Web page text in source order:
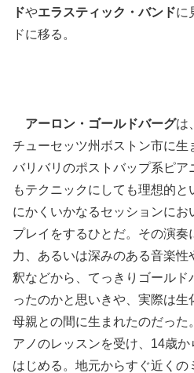
ドやエラスティック・バンドに
ドに移る。
アーロン・ゴールドバーグは
チューセッツ州ボストン市に生
バリバリのポストバップ系ピア
もテクニックにしても理想的と
にかくいかなるセッションにお
プレイをするひとだ。その演
力、あるいは深みのある音楽
釈などから、てっきりゴール
ったのかと思いきや、実際は
母親との間に生まれたのだっ
アノのレッスンを受け、14歳
はじめる。地元からすぐ近く